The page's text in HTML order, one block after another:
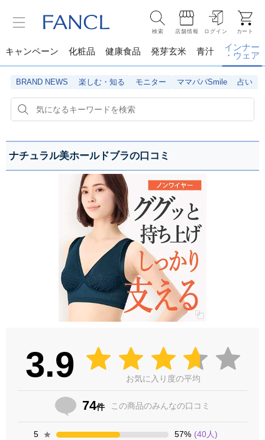
検索 店舗情報 ログイン カート
キャンペーン 化粧品 健康食品 発芽玄米 青汁
インナー
・ウェア
BRAND NEWS 楽しむ・知る モニター ママパパSmile 占い
ナチュラル美ホールドブラの口コミ
3.9 お気に入り度の平均
74件 この商品のみんなの口コミ
5 57% (40人)